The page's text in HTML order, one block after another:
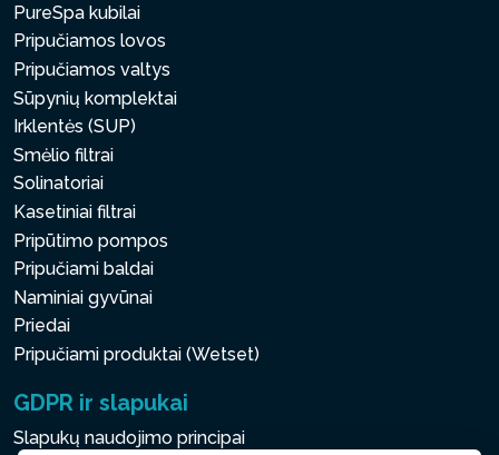
PureSpa kubilai
Pripučiamos lovos
Pripučiamos valtys
Sūpynių komplektai
Irklentės (SUP)
Smėlio filtrai
Solinatoriai
Kasetiniai filtrai
Pripūtimo pompos
Pripučiami baldai
Naminiai gyvūnai
Priedai
Pripučiami produktai (Wetset)
GDPR ir slapukai
Slapukų naudojimo principai